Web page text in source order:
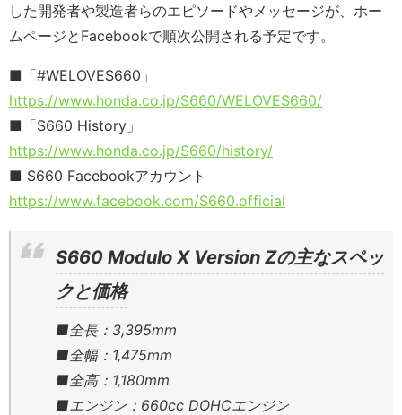
した開発者や製造者らのエピソードやメッセージが、ホー
ムページとFacebookで順次公開される予定です。
■「#WELOVES660」
https://www.honda.co.jp/S660/WELOVES660/
■「S660 History」
https://www.honda.co.jp/S660/history/
■ S660 Facebookアカウント
https://www.facebook.com/S660.official
S660 Modulo X Version Zの主なスペッ
クと価格
■全長：3,395mm
■全幅：1,475mm
■全高：1,180mm
■エンジン：660cc DOHCエンジン